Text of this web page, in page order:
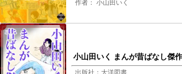
作者： 小山田いく
小山田いく まんが昔ばなし傑
出版社：大洋図書